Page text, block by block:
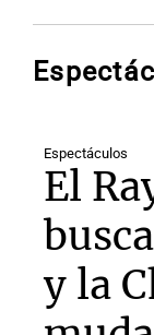
Espectáculos
El
y la